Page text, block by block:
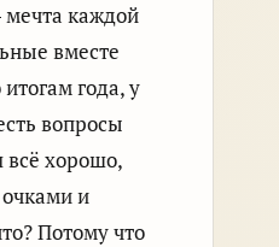
каждой
вместе
года, у
вопросы
всё хорошо,
и
Потому что